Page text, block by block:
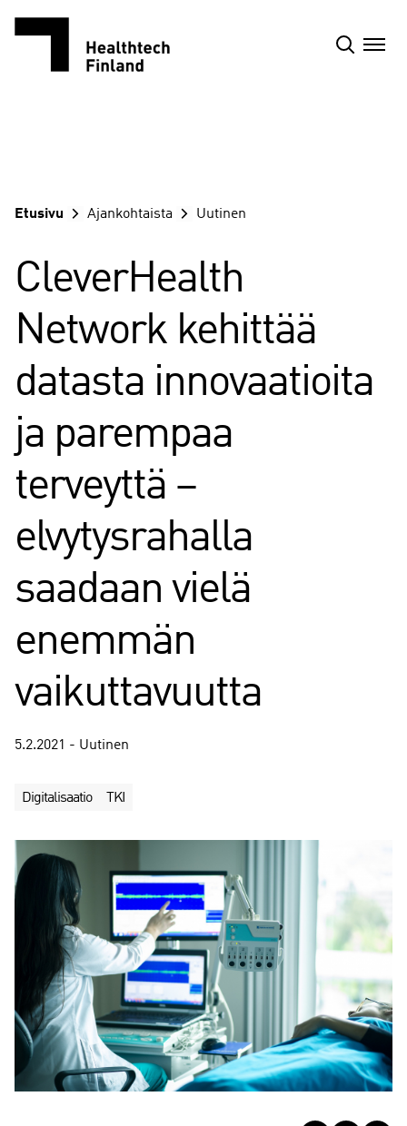
Etusivu Ajankohtaista Uutinen
CleverHealth
Network kehittää
datasta innovaatioita
ja parempaa
terveyttä –
elvytysrahalla
saadaan vielä
enemmän
vaikuttavuutta
5.2.2021 - Uutinen
Digitalisaatio TKI